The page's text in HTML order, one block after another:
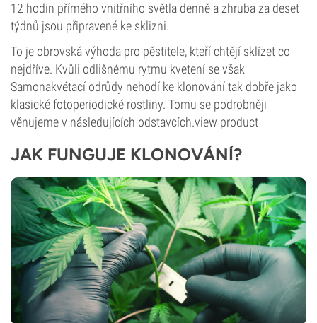
12 hodin přímého vnitřního světla denně a zhruba za deset
týdnů jsou připravené ke sklizni.
To je obrovská výhoda pro pěstitele, kteří chtějí sklízet co
nejdříve. Kvůli odlišnému rytmu kvetení se však
Samonakvétací odrůdy nehodí ke klonování tak dobře jako
klasické fotoperiodické rostliny. Tomu se podrobněji
věnujeme v následujících odstavcích.view product
JAK FUNGUJE KLONOVÁNÍ?